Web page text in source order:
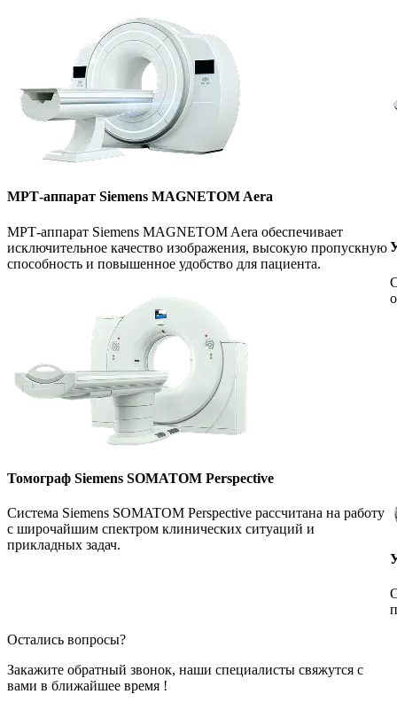
МРТ-аппарат Siemens MAGNETOM Aera
МРТ-аппарат Siemens MAGNETOM Aera обеспечивает
исключительное качество изображения, высокую пропускную
способность и повышенное удобство для пациента.
Томограф Siemens SOMATOM Perspective
Система Siemens SOMATOM Perspective рассчитана на работу
с широчайшим спектром клинических ситуаций и
прикладных задач.
Остались вопросы?
Закажите обратный звонок, наши специалисты свяжутся с
вами в ближайшее время !